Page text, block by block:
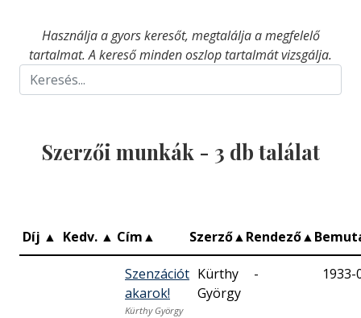
Használja a gyors keresőt, megtalálja a megfelelő
tartalmat. A kereső minden oszlop tartalmát vizsgálja.
Szerzői munkák - 3 db találat
Díj ▲ Kedv. ▲ Cím▲ Szerző▲Rendező▲
Szenzációt
akarok!
Kürthy György
Kürthy
György
- 1933-